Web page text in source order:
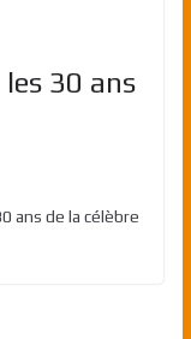
30 ans
ans de la célèbre